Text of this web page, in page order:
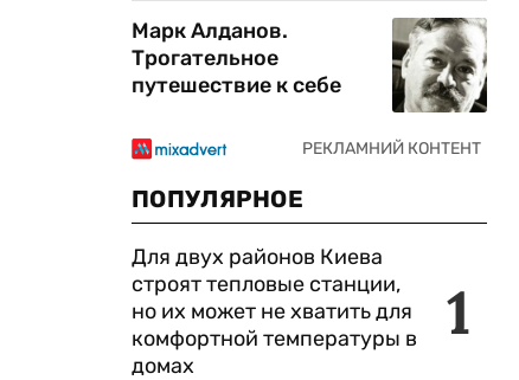
Марк Алданов.
Трогательное
путешествие к себе
ПОПУЛЯРНОЕ
1
Для двух районов Киева
строят тепловые станции,
но их может не хватить для
комфортной температуры в
домах